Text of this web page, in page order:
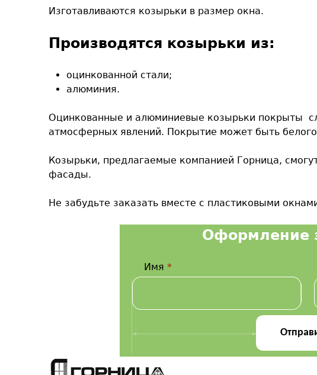
Изготавливаются козырьки в размер окна.
Производятся козырьки из:
оцинкованной стали;
алюминия.
Оцинкованные и алюминиевые козырьки покрыты
атмосферных явлений. Покрытие может быть
Козырьки, предлагаемые компанией Горница,
фасады.
Не забудьте заказать вместе с пластиковыми
Оформление
Имя *